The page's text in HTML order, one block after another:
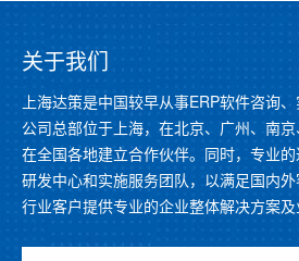
关于我们
上海达策是中国较早从事ERP软件咨询
公司总部位于上海，在北京、广州、南
在全国各地建立合作伙伴。同时，专业的
研发中心和实施服务团队，以满足国内
行业客户提供专业的企业整体解决方案及